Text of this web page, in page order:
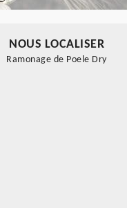
NOUS LOCALISER
Ramonage de Poele Dry